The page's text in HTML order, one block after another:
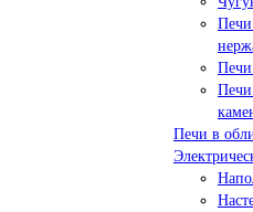
Печи
Печи
Печи
Печи в